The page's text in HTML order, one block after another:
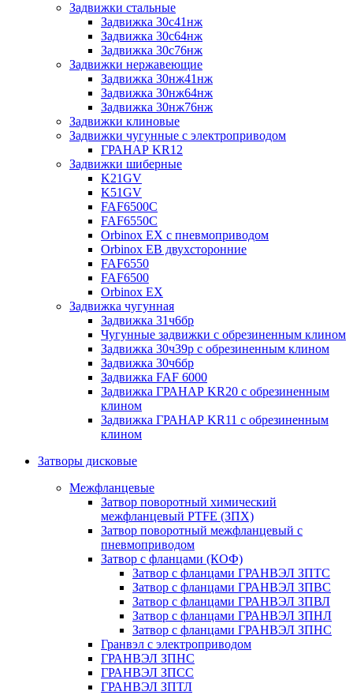
Задвижки стальные
Задвижка 30с41нж
Задвижка 30с64нж
Задвижка 30с76нж
Задвижки нержавеющие
Задвижка 30нж41нж
Задвижка 30нж64нж
Задвижка 30нж76нж
Задвижки клиновые
Задвижки чугунные с электроприводом
ГРАНАР KR12
Задвижки шиберные
K21GV
K51GV
FAF6500C
FAF6550С
Orbinox EX с пневмоприводом
Orbinox EB двухсторонние
FAF6550
FAF6500
Orbinox EX
Задвижка чугунная
Задвижка 31ч6бр
Чугунные задвижки с обрезиненным клином
Задвижка 30ч39р с обрезиненным клином
Задвижка 30ч6бр
Задвижка FAF 6000
Задвижка ГРАНАР KR20 с обрезиненным
клином
Задвижка ГРАНАР KR11 с обрезиненным
клином
Затворы дисковые
Межфланцевые
Затвор поворотный химический
межфланцевый PTFE (ЗПХ)
Затвор поворотный межфланцевый с
пневмоприводом
Затвор с фланцами (КОФ)
Затвор с фланцами ГРАНВЭЛ ЗПТС
Затвор с фланцами ГРАНВЭЛ ЗПВС
Затвор с фланцами ГРАНВЭЛ ЗПВЛ
Затвор с фланцами ГРАНВЭЛ ЗПНЛ
Затвор с фланцами ГРАНВЭЛ ЗПНС
Гранвэл с электроприводом
ГРАНВЭЛ ЗПНС
ГРАНВЭЛ ЗПСС
ГРАНВЭЛ ЗПТЛ